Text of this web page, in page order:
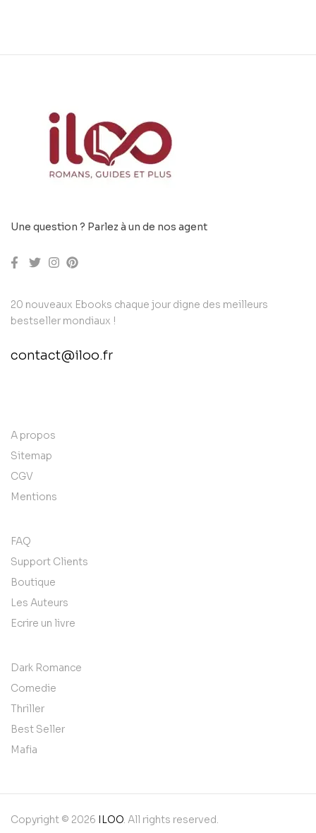
Une question ? Parlez à un de nos agent
20 nouveaux Ebooks chaque jour digne des meilleurs
bestseller mondiaux !
contact@iloo.fr
A propos
Sitemap
CGV
Mentions
FAQ
Support Clients
Boutique
Les Auteurs
Ecrire un livre
Dark Romance
Comedie
Thriller
Best Seller
Mafia
Copyright © 2026 ILOO . All rights reserved.